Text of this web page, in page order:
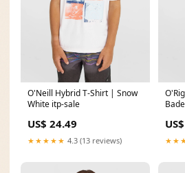
O'Neill Hybrid T-Shirt | Snow
White itp-sale
US$ 24.49
★★★★★ 4.3 (13 reviews)